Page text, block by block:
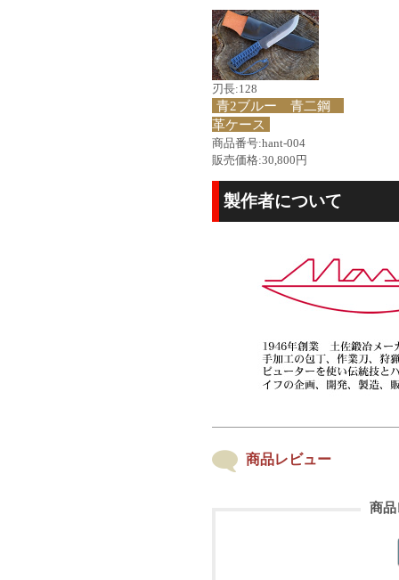
刃長:128
青2ブルー 青二鋼
革ケース
商品番号:hant-004
販売価格:30,800円
製作者について
商品レビュー
商品